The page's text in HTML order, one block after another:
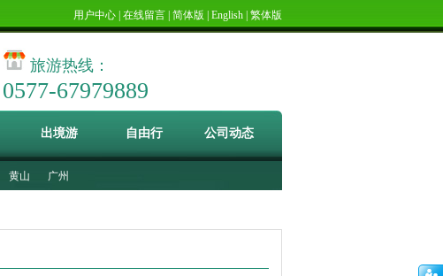
用户中心 在线留言 简体版 English 繁体版
旅游热线：
0577-67979889
出境游 自由行 公司动态
黄山 广州